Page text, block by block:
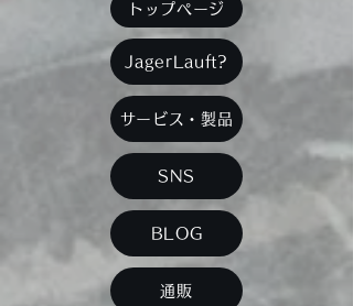
トップページ
JagerLauft?
サービス・製品
SNS
BLOG
通販